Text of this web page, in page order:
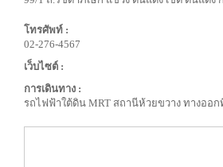
โทรศัพท์ :
02-276-4567
เว็บไซต์ :
การเดินทาง :
รถไฟฟ้าใต้ดิน MRT สถานีห้วยขวาง ทางออก